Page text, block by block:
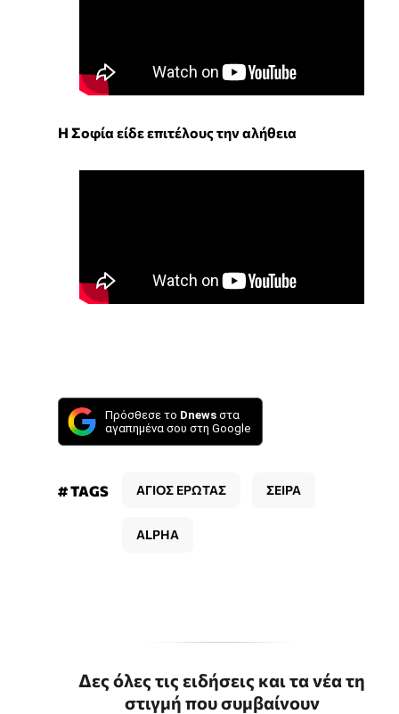
Η Σοφία είδε επιτέλους την αλήθεια
Πρόσθεσε το Dnews στα
αγαπημένα σου στη Google
# TAGS ΑΓΙΟΣ ΕΡΩΤΑΣ ΣΕΙΡΑ
ALPHA
Δες όλες τις ειδήσεις και τα νέα τη
στιγμή που συμβαίνουν